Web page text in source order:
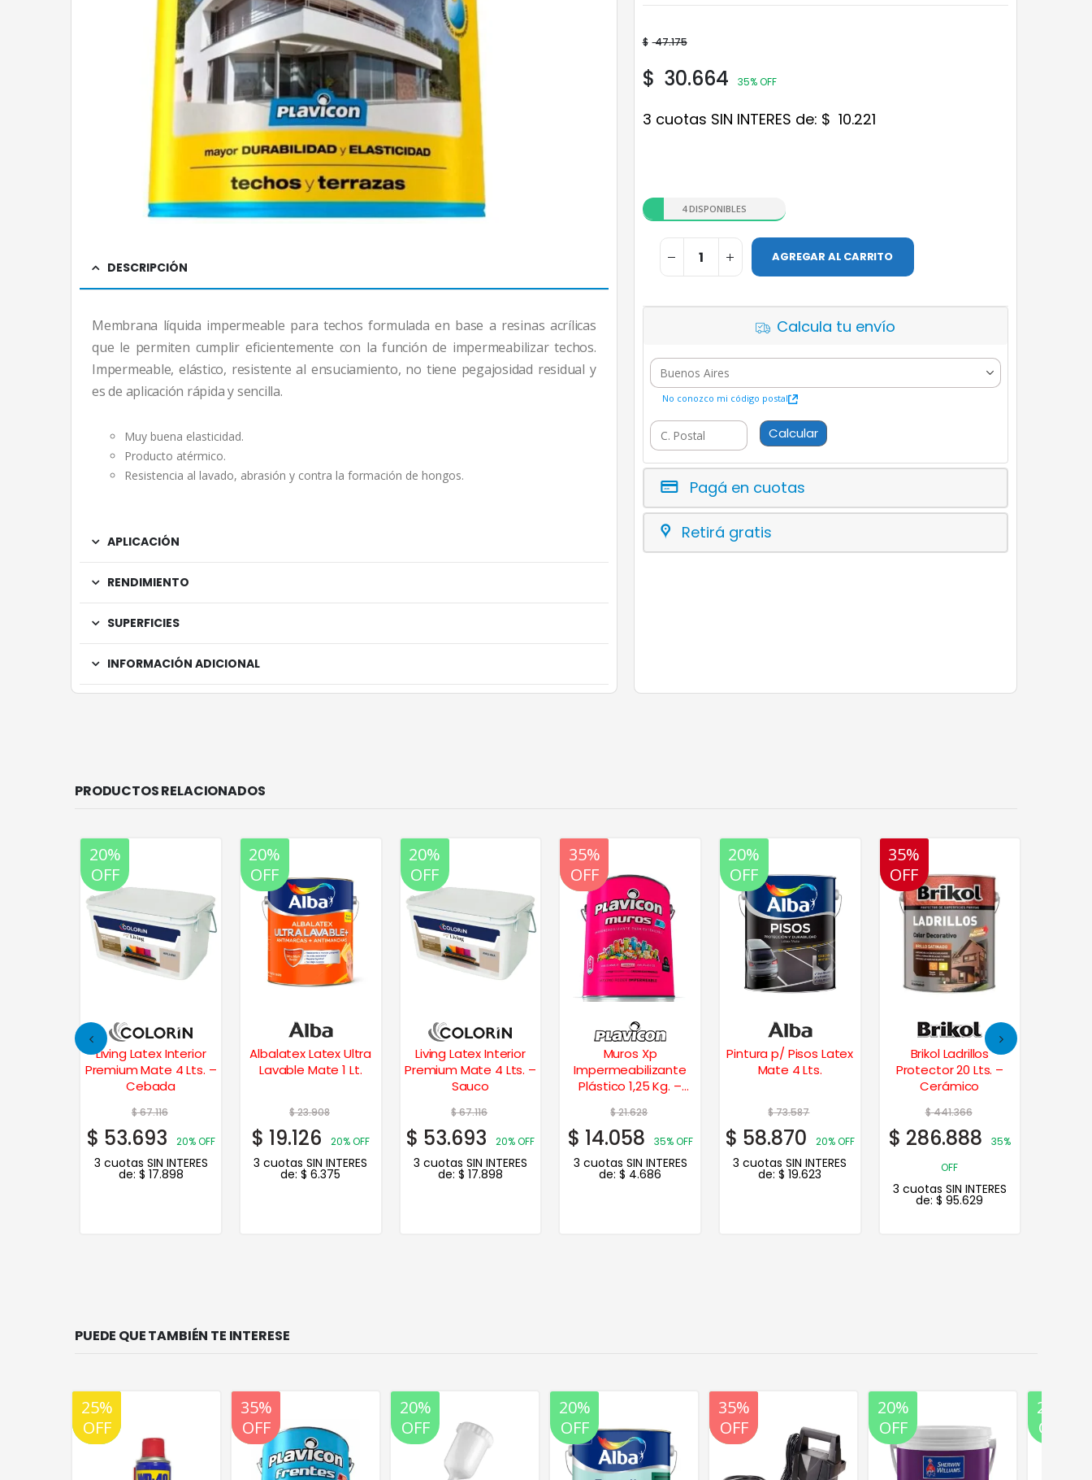
DESCRIPCIÓN
Membrana líquida impermeable para techos formulada en base a resinas acrílicas
que le permiten cumplir eficientemente con la función de impermeabilizar techos.
Impermeable, elástico, resistente al ensuciamiento, no tiene pegajosidad residual y
es de aplicación rápida y sencilla.
Muy buena elasticidad.
Producto atérmico.
Resistencia al lavado, abrasión y contra la formación de hongos.
APLICACIÓN
RENDIMIENTO
SUPERFICIES
INFORMACIÓN ADICIONAL
$ 47.175
$ 30.664 35% OFF
3 cuotas SIN INTERES de: $ 10.221
4 DISPONIBLES
AGREGAR AL CARRITO
Calcula tu envío
No conozco mi código postal
Calcular
Pagá en cuotas
Retirá gratis
PRODUCTOS RELACIONADOS
20%
OFF
Living Latex Interior
Premium Mate 4 Lts. –
Cebada
$67.116
$ 53.693 20% OFF
3 cuotas SIN INTERES
de: $ 17.898
20%
OFF
Albalatex Latex Ultra
Lavable Mate 1 Lt.
$23.908
$ 19.126 20% OFF
3 cuotas SIN INTERES
de:$ 6.375
20%
OFF
Living Latex Interior
Premium Mate 4 Lts. –
Sauco
$67.116
$ 53.693 20% OFF
3 cuotas SIN INTERES
de: $ 17.898
20%
OFF
35%
OFF
Muros Xp
Impermeabilizante
Plástico 1,25 Kg. –
$21.628
$ 14.058 35% OFF
3 cuotas SIN INTERES
de:$ 4.686
20%
OFF
Pintura p/ Pisos Latex
Mate 4 Lts.
$73.587
$ 58.870 20% OFF
3 cuotas SIN INTERES
de:$ 19.623
35%
OFF
20%
OFF
Brikol Ladrillos
Protector 20 Lts. –
Cerámico
$441.366
$ 286.888
35%
OFF
3 cuotas SIN INTERES
de:$ 95.629
PUEDE QUE TAMBIÉN TE INTERESE
20%
OFF
35%
OFF
20%
OFF
20%
OFF
20%
OFF
35%
OFF
20%
OFF
20%
OFF
25%
OFF
20%
OFF